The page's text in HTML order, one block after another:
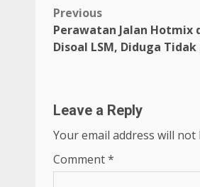
Post
navigation
Previous
Perawatan Jalan Hotmix
Disoal LSM, Diduga Tidak
Leave a Reply
Your email address will not
Comment*